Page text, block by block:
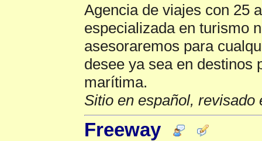
Agencia de viajes con 25
especializada en turismo
asesoraremos para
desee ya sea en destinos
marítima.
Sitio en español, revisado
Freeway